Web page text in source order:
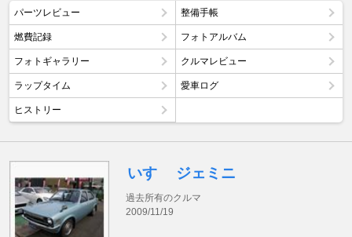
パーツレビュー 整備手帳
燃費記録 フォトアルバム
フォトギャラリー クルマレビュー
ラップタイム 愛車ログ
ヒストリー
いすゞ ジェミニ
過去所有のクルマ
2009/11/19